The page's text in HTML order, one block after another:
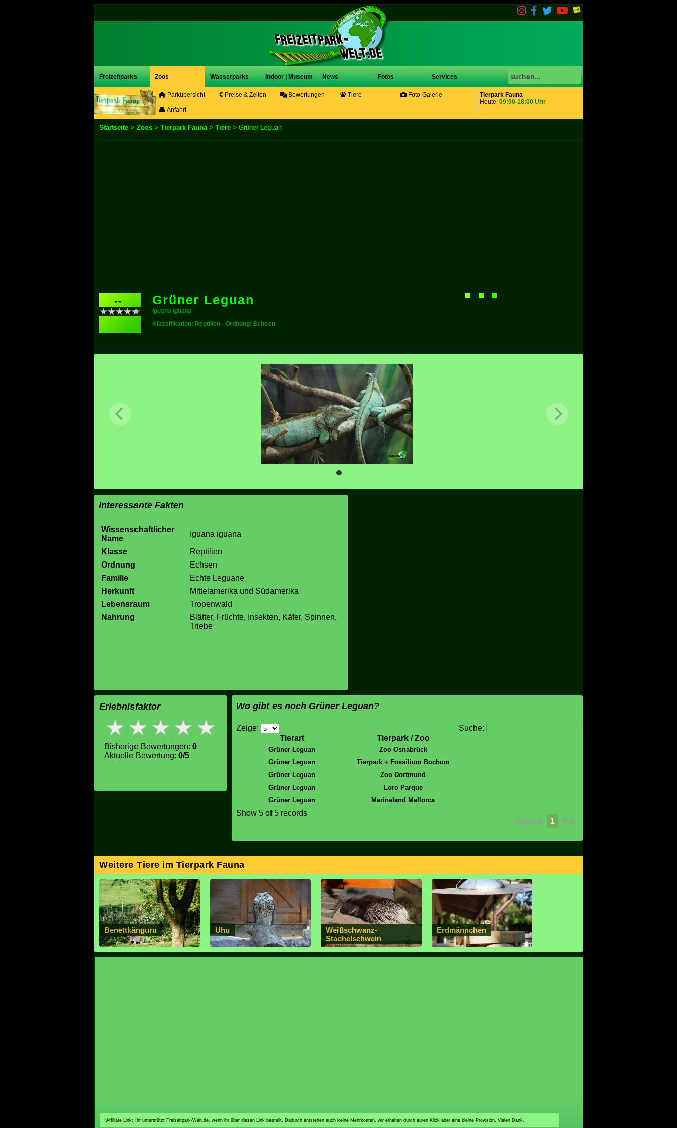
Freizeitparks Zoos Wasserparks Indoor | Museum News Fotos Services
Tierpark Fauna
Heute: 09:00-18:00 Uhr
Parkübersicht Preise & Zeiten Bewertungen Tiere Foto-Galerie
Anfahrt
Startseite > Zoos > Tierpark Fauna> Tiere > Grüner Leguan
-- Grüner Leguan
Iguana iguana
Klassifikation: Reptilien - Ordnung: Echsen
Interessante Fakten
Wissenschaftlicher
Name
Iguana iguana
Klasse
Reptilien
Ordnung
Echsen
Familie
Echte Leguane
Herkunft
Mittelamerika und Südamerika
Lebensraum
Tropenwald
Nahrung
Blätter, Früchte, Insekten, Käfer, Spinnen,
Triebe
Erlebnisfaktor
Bisherige Bewertungen: 0
Aktuelle Bewertung: 0/5
Wo gibt es noch Grüner Leguan?
Suche:
Zeige:
Tierart
Tierpark / Zoo
Grüner Leguan
Zoo Osnabrück
Grüner Leguan
Tierpark + Fossilium Bochum
Grüner Leguan
Zoo Dortmund
Grüner Leguan
Loro Parque
Grüner Leguan
Marineland Mallorca
Zurück 1 Vor
Show 5 of 5 records
Weitere Tiere im Tierpark Fauna
Benettkänguru Uhu
Weißschwanz-
Stachelschwein
Erdmännchen
*Affiliate Link: Ihr unterstützt Freizeitpark-Welt.de, wenn ihr über diesen Link bestellt. Dadurch entstehen euch keine Mehrkosten, wir erhalten durch euren Klick aber eine kleine Provision. Vielen Dank.